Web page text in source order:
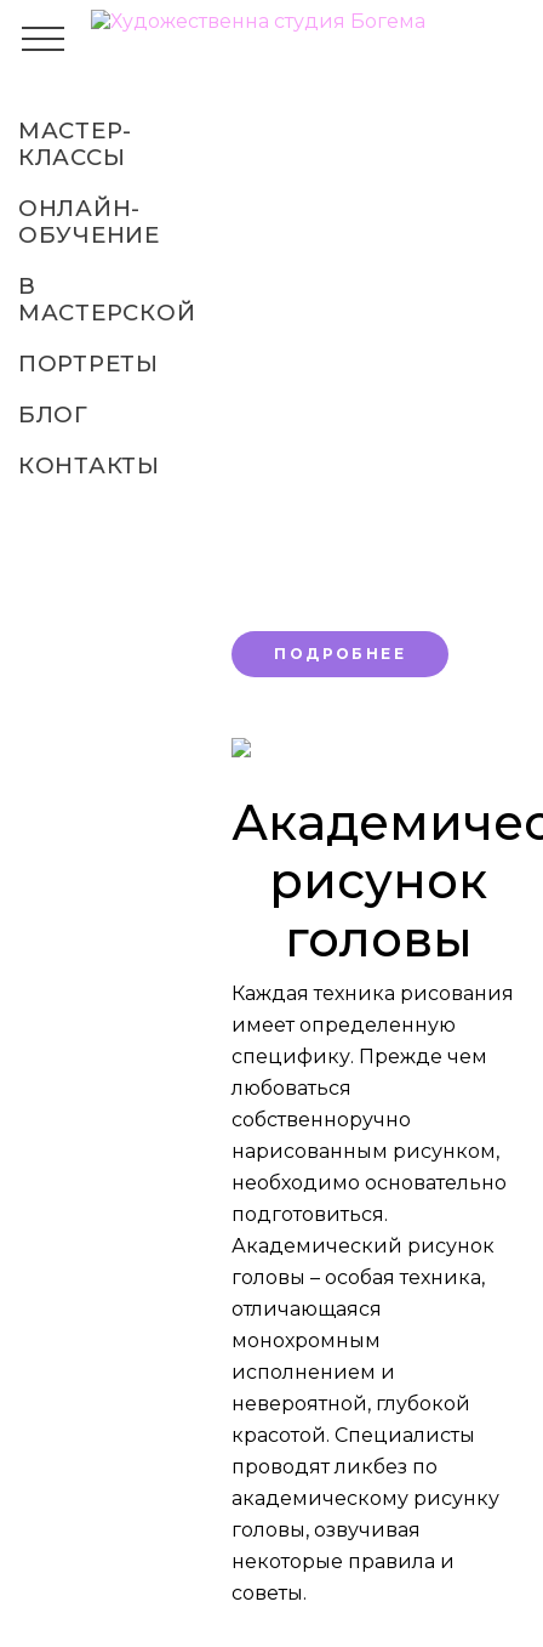
МАСТЕР-
КЛАССЫ
ОНЛАЙН-
ОБУЧЕНИЕ
В
МАСТЕРСКОЙ
ПОРТРЕТЫ
БЛОГ
КОНТАКТЫ
ПОДРОБНЕЕ
рисунок
головы
Каждая техника рисования
имеет определенную
специфику. Прежде чем
любоваться
собственноручно
нарисованным рисунком,
необходимо основательно
подготовиться.
Академический рисунок
головы – особая техника,
отличающаяся
монохромным
исполнением и
невероятной, глубокой
красотой. Специалисты
проводят ликбез по
академическому рисунку
головы, озвучивая
некоторые правила и
советы.